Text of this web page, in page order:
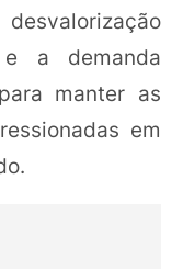
a demanda
manter as
em